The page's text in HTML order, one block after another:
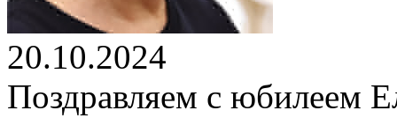
20.10.2024
Поздравляем с юбилеем